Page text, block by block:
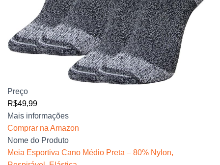
Preço
R$49,99
Mais informações
Comprar na Amazon
Nome do Produto
Meia Esportiva Cano Médio Preta – 80% Nylon,